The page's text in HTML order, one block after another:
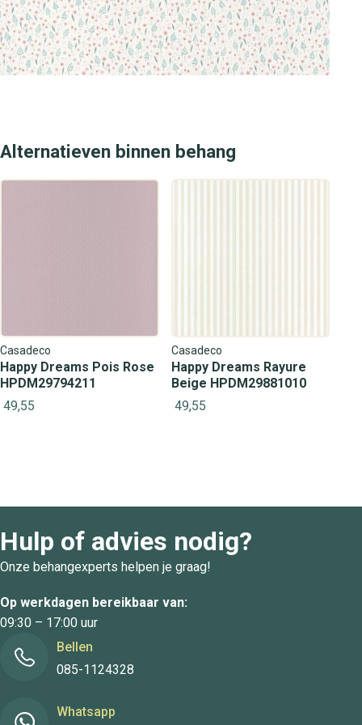
vind jij altijd de perfecte wandbekleding voor een stijlvol
en luxe interieur.
Alternatieven binnen behang
Casadeco
Happy Dreams Pois Rose
HPDM29794211
49,55
Casadeco
Happy Dreams Rayure
Beige HPDM29881010
49,55
Hulp of advies nodig?
Onze behangexperts helpen je graag!
Op werkdagen bereikbaar van:
09:30 – 17:00 uur
Bellen
085-1124328
Whatsapp